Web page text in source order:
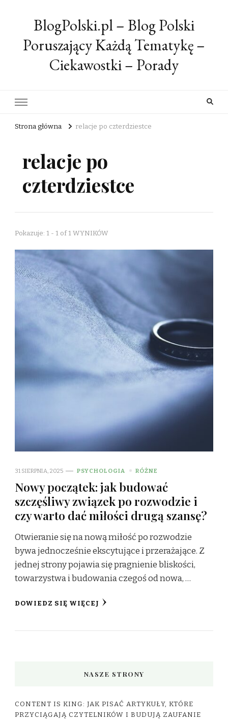
BlogPolski.pl – Blog Polski
Poruszający Każdą Tematykę –
Ciekawostki – Porady
Strona główna relacje po czterdziestce
relacje po
czterdziestce
Pokazuje: 1 - 1 of 1 WYNIKÓW
31 SIERPNIA, 2025 PSYCHOLOGIA RÓŻNE
Nowy początek: jak budować
szczęśliwy związek po rozwodzie i
czy warto dać miłości drugą szansę?
Otwieranie się na nową miłość po rozwodzie
bywa jednocześnie ekscytujące i przerażające. Z
jednej strony pojawia się pragnienie bliskości,
towarzystwa i budowania czegoś od nowa, …
DOWIEDZ SIĘ WIĘCEJ
NASZE STRONY
CONTENT IS KING: JAK PISAĆ ARTYKUŁY, KTÓRE
PRZYCIĄGAJĄ CZYTELNIKÓW I BUDUJĄ ZAUFANIE